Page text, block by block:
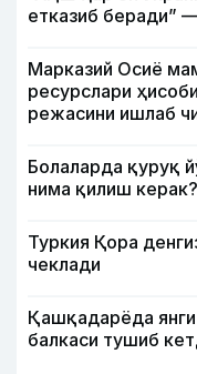
етказиб беради”
Марказий Осиё
ресурслари
режасини ишлаб
Болаларда қуруқ
нима қилиш керак?
Туркия Қора
чеклади
Қашқадарёда янги
балкаси тушиб